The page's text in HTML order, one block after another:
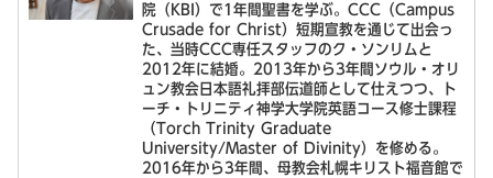
院（KBI）で1年間聖書を学ぶ。CCC（Campus
Crusade for Christ）短期宣教を通じて出会っ
た、当時CCC専任スタッフのク・ソンリムと
2012年に結婚。2013年から3年間ソウル・オリ
ュン教会日本語礼拝部伝道師として仕えつつ、ト
ーチ・トリニティ神学大学院英語コース修士課程
（Torch Trinity Graduate
University/Master of Divinity）を修める。
2016年から3年間、母教会札幌キリスト福音館で